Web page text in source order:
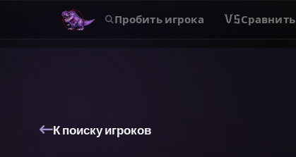
Пробить игрока VSСравнить
К поиску игроков